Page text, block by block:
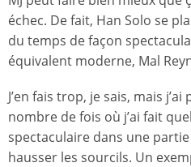
échec. De fait, Han Solo se
du temps de façon
équivalent moderne, Mal
J’en fais trop, je sais, mais
nombre de fois où j’ai fait
spectaculaire dans une
hausser les sourcils. Un